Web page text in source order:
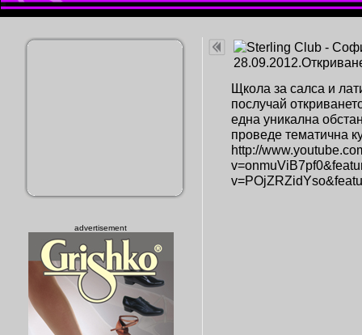
advertisement
Щкола за салса и
послучай
една уникална
проведе тематична
http://